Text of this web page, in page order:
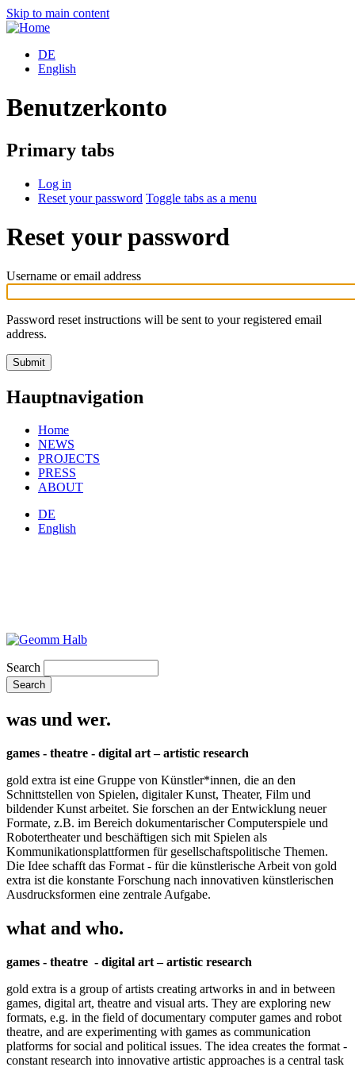
Skip to main content
DE
English
Benutzerkonto
Primary tabs
Log in
Reset your password Toggle tabs as a menu
Reset your password
Username or email address
Password reset instructions will be sent to your registered email
address.
Hauptnavigation
Home
NEWS
PROJECTS
PRESS
ABOUT
DE
English
Search
was und wer.
games - theatre - digital art – artistic research
gold extra ist eine Gruppe von Künstler*innen, die an den
Schnittstellen von Spielen, digitaler Kunst, Theater, Film und
bildender Kunst arbeitet. Sie forschen an der Entwicklung neuer
Formate, z.B. im Bereich dokumentarischer Computerspiele und
Robotertheater und beschäftigen sich mit Spielen als
Kommunikationsplattformen für gesellschaftspolitische Themen.
Die Idee schafft das Format - für die künstlerische Arbeit von gold
extra ist die konstante Forschung nach innovativen künstlerischen
Ausdrucksformen eine zentrale Aufgabe.
what and who.
games - theatre - digital art – artistic research
gold extra is a group of artists creating artworks in and in between
games, digital art, theatre and visual arts. They are exploring new
formats, e.g. in the field of documentary computer games and robot
theatre, and are experimenting with games as communication
platforms for social and political issues. The idea creates the format -
constant research into innovative artistic approaches is a central task